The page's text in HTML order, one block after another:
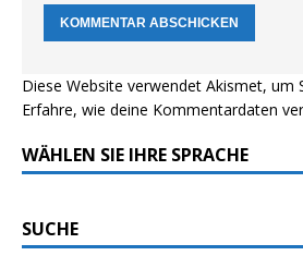
Diese Website verwendet Akismet, um
Erfahre, wie deine Kommentardaten
WÄHLEN SIE IHRE SPRACHE
SUCHE